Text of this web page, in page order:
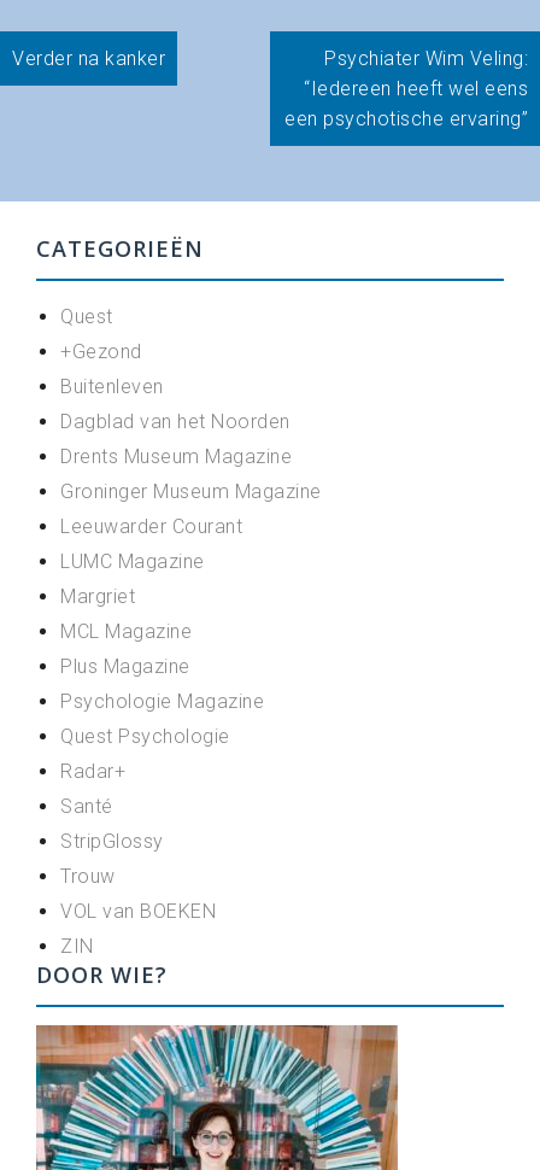
Bericht
navigatie
Verder na kanker
Psychiater Wim Veling:
“Iedereen heeft wel eens
een psychotische ervaring”
CATEGORIEËN
Quest
+Gezond
Buitenleven
Dagblad van het Noorden
Drents Museum Magazine
Groninger Museum Magazine
Leeuwarder Courant
LUMC Magazine
Margriet
MCL Magazine
Plus Magazine
Psychologie Magazine
Quest Psychologie
Radar+
Santé
StripGlossy
Trouw
VOL van BOEKEN
ZIN
DOOR WIE?